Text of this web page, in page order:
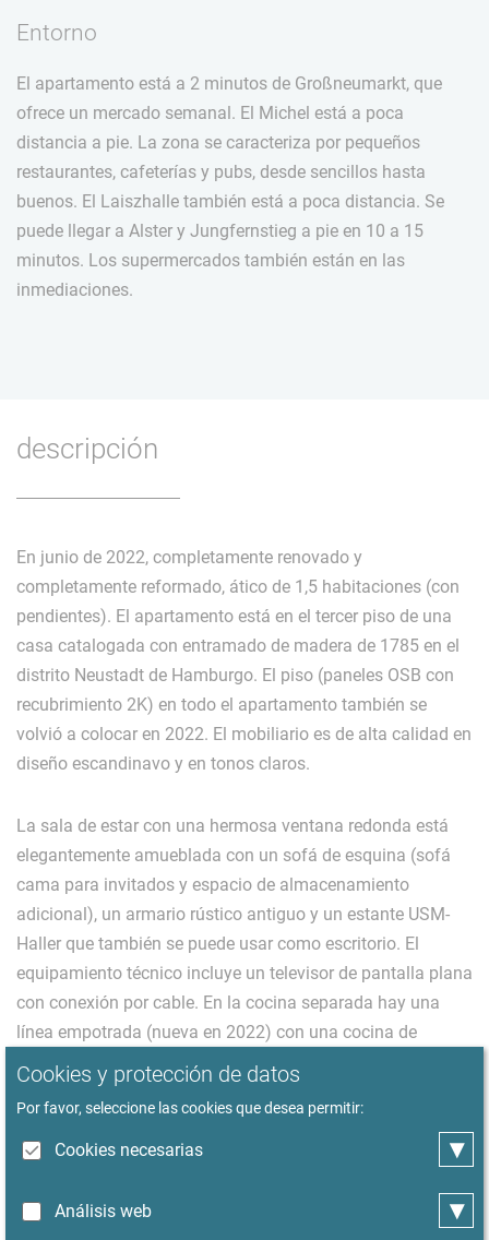
Entorno
El apartamento está a 2 minutos de Großneumarkt, que
ofrece un mercado semanal. El Michel está a poca
distancia a pie. La zona se caracteriza por pequeños
restaurantes, cafeterías y pubs, desde sencillos hasta
buenos. El Laiszhalle también está a poca distancia. Se
puede llegar a Alster y Jungfernstieg a pie en 10 a 15
minutos. Los supermercados también están en las
inmediaciones.
descripción
En junio de 2022, completamente renovado y
completamente reformado, ático de 1,5 habitaciones (con
pendientes). El apartamento está en el tercer piso de una
casa catalogada con entramado de madera de 1785 en el
distrito Neustadt de Hamburgo. El piso (paneles OSB con
recubrimiento 2K) en todo el apartamento también se
volvió a colocar en 2022. El mobiliario es de alta calidad en
diseño escandinavo y en tonos claros.
La sala de estar con una hermosa ventana redonda está
elegantemente amueblada con un sofá de esquina (sofá
cama para invitados y espacio de almacenamiento
adicional), un armario rústico antiguo y un estante USM-
Haller que también se puede usar como escritorio. El
equipamiento técnico incluye un televisor de pantalla plana
con conexión por cable. En la cocina separada hay una
línea empotrada (nueva en 2022) con una cocina de
inducción (4 placas) con horno y un refrigerador con
congelador. Se proporcionan varios electrodomésticos de
cocina, utensilios de cocina, cubiertos. Frente a la ventana
hay una mesa de desayuno con espacio para hasta tres
Cookies y protección de datos
Por favor, seleccione las cookies que desea permitir:
Cookies necesarias ▾
Análisis web ▾